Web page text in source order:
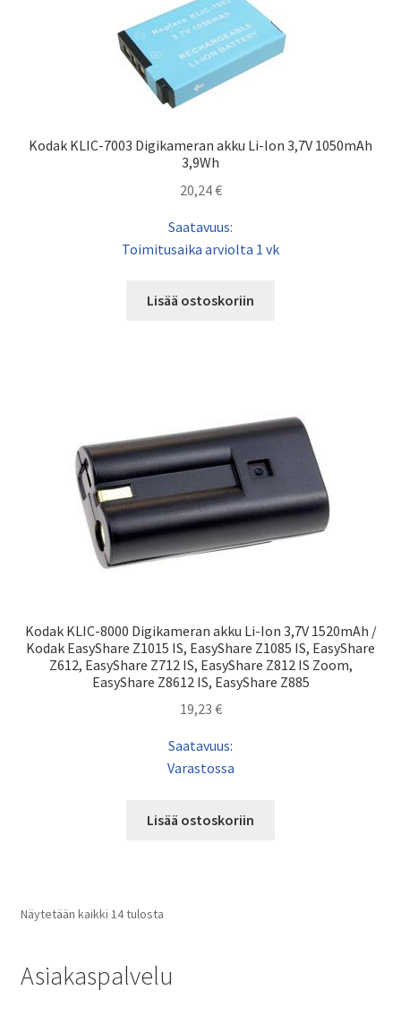
Kodak KLIC-7003 Digikameran akku Li-Ion 3,7V 1050mAh
3,9Wh
20,24€
Saatavuus:
Toimitusaika arviolta 1 vk
Lisää ostoskoriin
Kodak KLIC-8000 Digikameran akku Li-Ion 3,7V 1520mAh /
Kodak EasyShare Z1015 IS, EasyShare Z1085 IS, EasyShare
Z612, EasyShare Z712 IS, EasyShare Z812 IS Zoom,
EasyShare Z8612 IS, EasyShare Z885
19,23 €
Saatavuus:
Varastossa
Lisää ostoskoriin
Näytetään kaikki 14 tulosta
Asiakaspalvelu